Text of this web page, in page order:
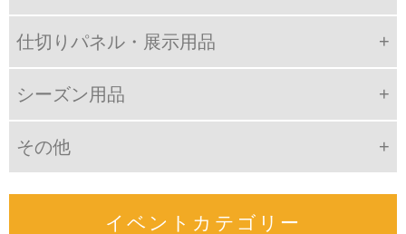
仕切りパネル・展示用品
シーズン用品
その他
イベントカテゴリー